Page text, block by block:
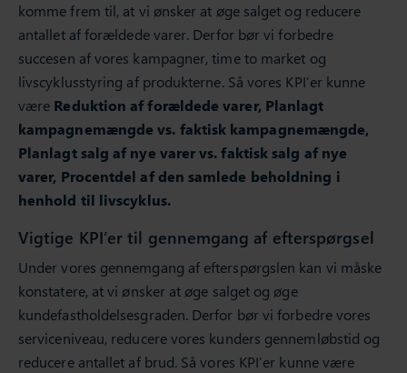
komme frem til, at vi ønsker at øge salget og reducere
antallet af forældede varer. Derfor bør vi forbedre
succesen af vores kampagner, time to market og
livscyklusstyring af produkterne. Så vores KPI’er kunne
være Reduktion af forældede varer, Planlagt
kampagnemængde vs. faktisk kampagnemængde,
Planlagt salg af nye varer vs. faktisk salg af nye
varer, Procentdel af den samlede beholdning i
henhold til livscyklus.
Vigtige KPI’er til gennemgang af efterspørgsel
Under vores gennemgang af efterspørgslen kan vi måske
konstatere, at vi ønsker at øge salget og øge
kundefastholdelsesgraden. Derfor bør vi forbedre vores
serviceniveau, reducere vores kunders gennemløbstid og
reducere antallet af brud. Så vores KPI’er kunne være